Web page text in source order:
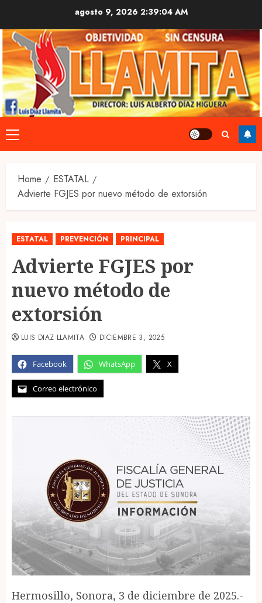
content
agosto 9, 2026 2:39:05 AM
Primary
Menu
Home
ESTATAL
Advierte FGJES por nuevo método de extorsión
ESTATAL PREVENCIÓN PRINCIPAL
Advierte FGJES por
nuevo método de
extorsión
Facebook WhatsApp X
Correo electrónico
LUIS DIAZ LLAMITA DICIEMBRE 3, 2025
Hermosillo, Sonora, 3 de diciembre de 2025.-